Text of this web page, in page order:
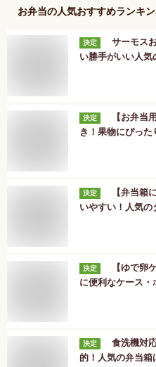
お弁当の人気おすすめランキ
決定
サーモス
い勝手がいい人気
決定
【お弁当
き！果物にぴった
決定
【弁当箱
いやすい！人気の
決定
【ゆで卵
に便利なケース・
決定
食洗機対
的！人気の弁当箱